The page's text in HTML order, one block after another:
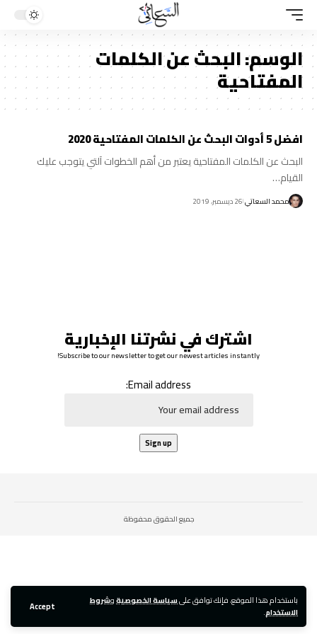
باستخدام هذا الموقع، فإنك توافق علىسياسة الخصوصيةوشروط
الاستخدام.
Accept
الوسم:البحث عن الكلمات
المفتاحية
افضل 5 أدوات البحث عن الكلمات المفتاحية 2020
البحث عن الكلمات المفتاحية يعتبر من أهم الخطوات آلتي يتوجب عليك
القيام…
محمد السعاتي 26 ديسمبر، 2019
اشترك في نشرتنا الإخبارية
Subscribe to our newsletter to get our newest articles instantly!
Email address:
جميع الحقوق محفوظة